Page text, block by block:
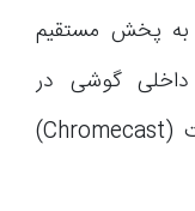
به پخش مستقیم
گوشی در
تلویزیون از طریق دانگل کروم کست (Chromecast)